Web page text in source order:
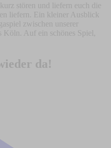
stören und liefern euch die
liefern. Ein kleiner Ausblick
zwischen unserer
Auf ein schönes Spiel,
da!